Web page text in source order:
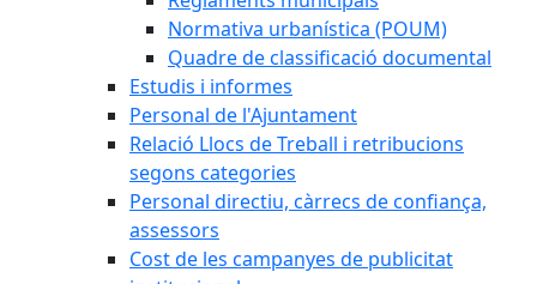
Normativa urbanística (POUM)
Quadre de classificació documental
Estudis i informes
Personal de l'Ajuntament
Relació Llocs de Treball i retribucions
segons categories
Personal directiu, càrrecs de confiança,
assessors
Cost de les campanyes de publicitat